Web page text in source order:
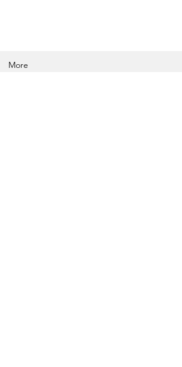
More